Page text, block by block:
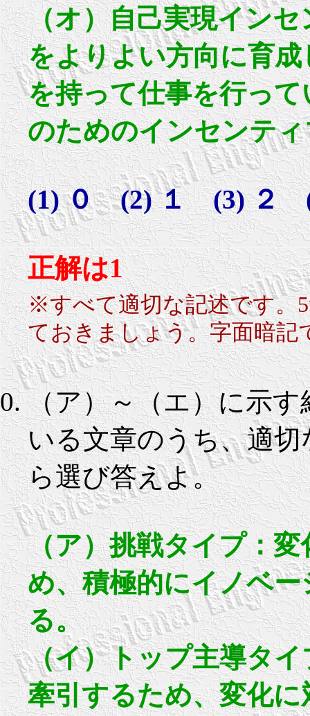
（オ）自己実現イン
をよりよい方向に育
を持って仕事を行っ
のためのインセンテ
(1) ０ (2) １ (3) ２
正解は1
※すべて適切な記述です。
ておきましょう。字面暗
（ア）～（エ）に示
いる文章のうち、適
ら選び答えよ。
（ア）挑戦タイプ：
め、積極的にイノベ
る。
（イ）トップ主導タ
牽引するため、変化